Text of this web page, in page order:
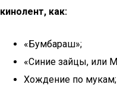
кинолент, как:
«Бумбараш»;
«Синие зайцы, или
Хождение по мукам;